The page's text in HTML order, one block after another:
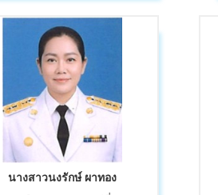
นางสาวนงรักษ์ ผาทอง